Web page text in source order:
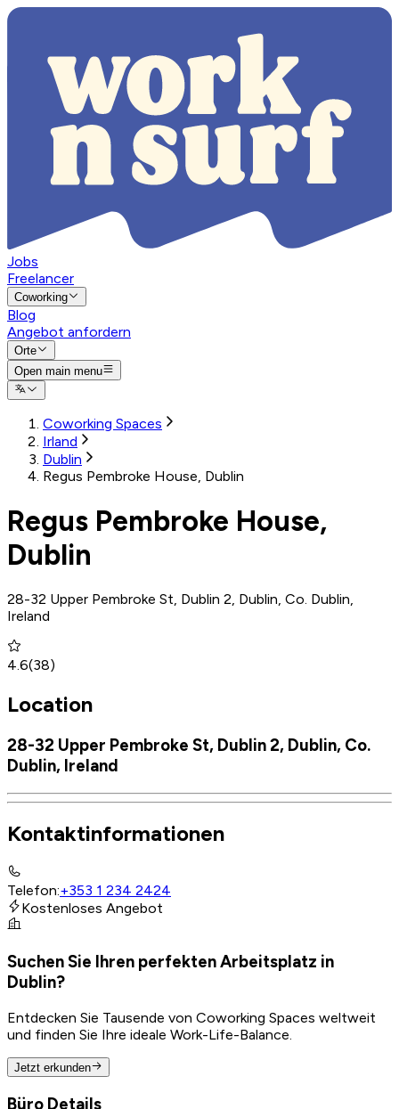
Jobs
Freelancer
Coworking
Blog
Angebot anfordern
Orte
Open main menu
Coworking Spaces
Irland
Dublin
Regus Pembroke House, Dublin
Regus Pembroke House,
Dublin
28-32 Upper Pembroke St, Dublin 2, Dublin, Co. Dublin,
Ireland
4.6(38)
Location
28-32 Upper Pembroke St, Dublin 2, Dublin, Co.
Dublin, Ireland
Kontaktinformationen
Telefon:+353 1 234 2424
Kostenloses Angebot
Suchen Sie Ihren perfekten Arbeitsplatz in
Dublin?
Entdecken Sie Tausende von Coworking Spaces weltweit
und finden Sie Ihre ideale Work-Life-Balance.
Jetzt erkunden
Büro Details